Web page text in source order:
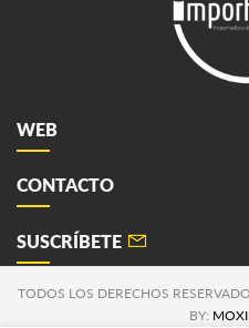
WEB
CONTACTO
SUSCRÍBETE
TODOS LOS DERECHOS
BY: